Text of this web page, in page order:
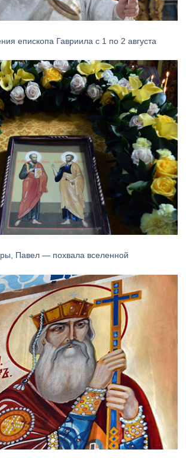
епископа Гавриила с 1 по 2 августа
Павел — похвала вселенной